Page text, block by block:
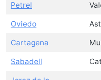
Petrel
Oviedo
Cartagena
Sabadell